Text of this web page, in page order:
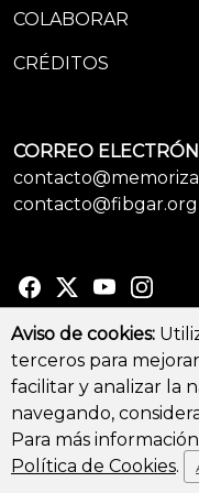
COLABORAR
CRÉDITOS
CORREO
contacto@fibgar.org
© Copyright
Aviso legal y Política
Aviso de cookies:
terceros para
facilitar y analizar la
navegando,
Para más
Política de Cookies.